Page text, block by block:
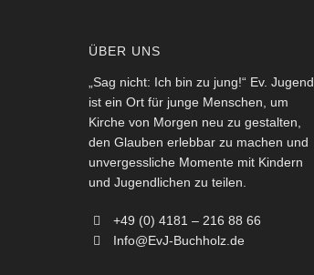
ÜBER UNS
„Sag nicht: Ich bin zu jung!“ Ev. Jugend
ist ein Ort für junge Menschen, um
Kirche von Morgen neu zu gestalten,
den Glauben erlebbar zu machen und
unvergessliche Momente mit Kindern
und Jugendlichen zu teilen.
+49 (0) 4181 – 216 88 66
Info@EvJ-Buchholz.de